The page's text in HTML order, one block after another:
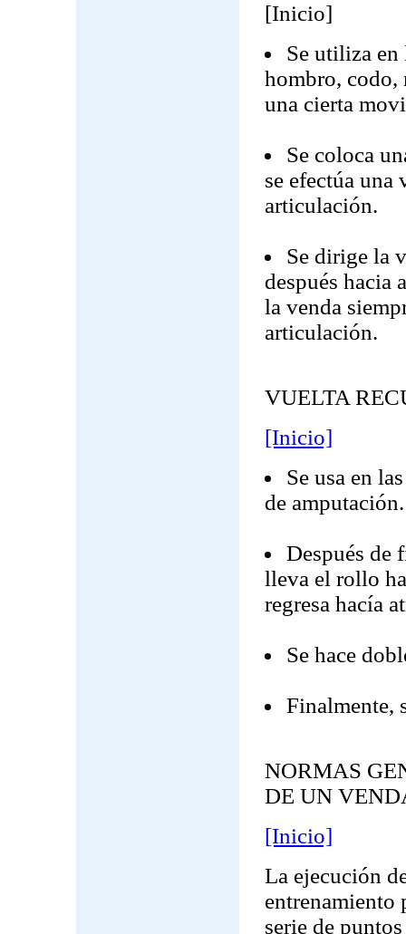
[Inicio]
Se utiliza
hombro, codo,
una cierta
Se coloca
se efectúa una
articulación.
Se dirige la
después hacia
la venda
articulación.
VUELTA
[Inicio]
Se usa en
de amputación.
Después de
lleva el rollo
regresa hacía
Se hace
Finalmente,
NORMAS
DE UN
[Inicio]
La ejecución
entrenamiento
serie de